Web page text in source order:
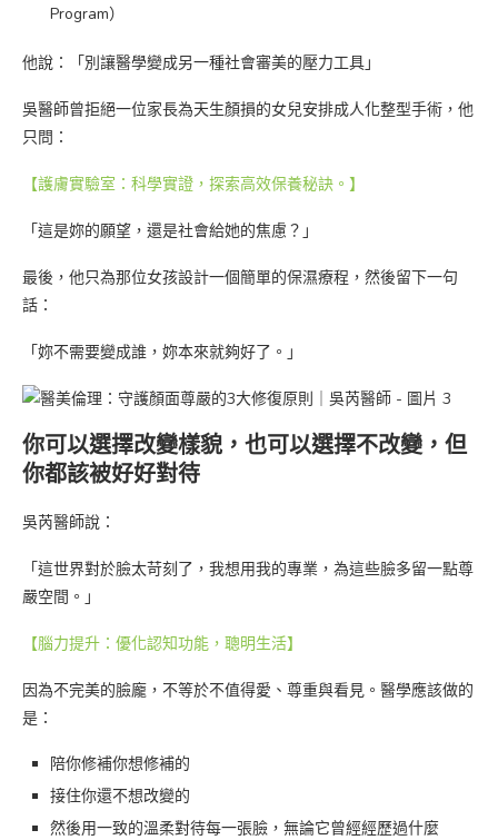
Program）
他說：「別讓醫學變成另一種社會審美的壓力工具」
吳醫師曾拒絕一位家長為天生顏損的女兒安排成人化整型手術，他
只問：
【護膚實驗室：科學實證，探索高效保養秘訣。】
「這是妳的願望，還是社會給她的焦慮？」
最後，他只為那位女孩設計一個簡單的保濕療程，然後留下一句
話：
「妳不需要變成誰，妳本來就夠好了。」
你可以選擇改變樣貌，也可以選擇不改變，但
你都該被好好對待
吳芮醫師說：
「這世界對於臉太苛刻了，我想用我的專業，為這些臉多留一點尊
嚴空間。」
【腦力提升：優化認知功能，聰明生活】
因為不完美的臉龐，不等於不值得愛、尊重與看見。醫學應該做的
是：
陪你修補你想修補的
接住你還不想改變的
然後用一致的溫柔對待每一張臉，無論它曾經經歷過什麼